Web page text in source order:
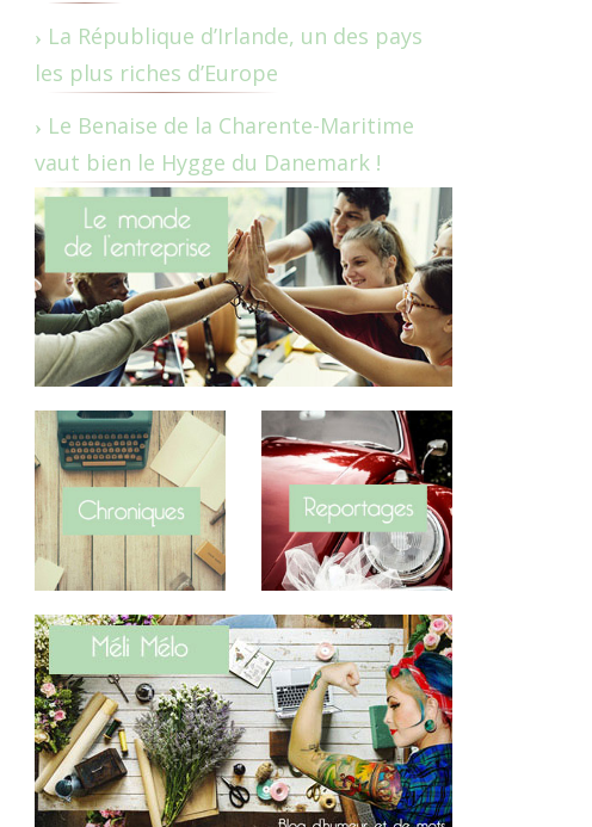
La République d’Irlande, un des pays
les plus riches d’Europe
Le Benaise de la Charente-Maritime
vaut bien le Hygge du Danemark !